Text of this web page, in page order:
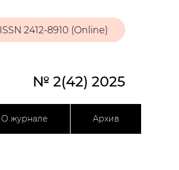
ISSN 2412-8910 (Online)
№ 2(42) 2025
О журнале Архив